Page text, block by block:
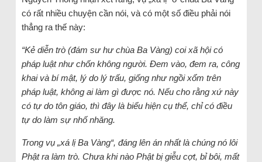
có rất nhiều chuyện cần nói, và có một số điều phải nói
thẳng ra thế này:
“Kẻ diễn trò (đám sư hư chùa Ba Vàng) coi xã hội có
pháp luật như chốn không người. Đem vào, đem ra, công
khai và bí mật, lý do lý trấu, giống như ngồi xổm trên
pháp luật, không ai làm gì được nó. Nếu cho rằng xứ này
có tự do tôn giáo, thì đây là biểu hiện cụ thể, chỉ có điều
tự do làm sự nhố nhăng.
Trong vụ „xá lị Ba Vàng“, đáng lên án nhất là chúng nó lôi
Phật ra làm trò. Chưa khi nào Phật bị giễu cợt, bỉ bôi, mất